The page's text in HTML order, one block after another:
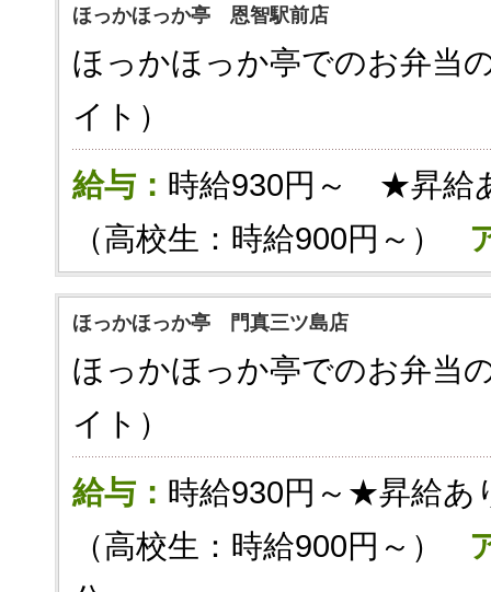
ほっかほっか亭 恩智駅前店
ほっかほっか亭でのお弁当
イト）
給与： 時給930円～ ★昇給
（高校生：時給900円～）
ほっかほっか亭 門真三ツ島店
ほっかほっか亭でのお弁当
イト）
給与： 時給930円～★昇給あ
（高校生：時給900円～）